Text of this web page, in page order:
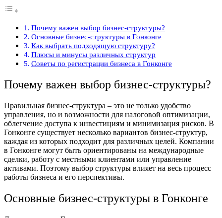
Почему важен выбор бизнес-структуры?
Основные бизнес-структуры в Гонконге
Как выбрать подходящую структуру?
Плюсы и минусы различных структур
Советы по регистрации бизнеса в Гонконге
Почему важен выбор бизнес-структуры?
Правильная бизнес-структура – это не только удобство
управления, но и возможности для налоговой оптимизации,
облегчение доступа к инвестициям и минимизация рисков. В
Гонконге существует несколько вариантов бизнес-структур,
каждая из которых подходит для различных целей. Компании
в Гонконге могут быть ориентированы на международные
сделки, работу с местными клиентами или управление
активами. Поэтому выбор структуры влияет на весь процесс
работы бизнеса и его перспективы.
Основные бизнес-структуры в Гонконге